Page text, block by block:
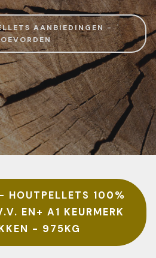
AANBIEDINGEN -
HOUTPELLETS 100%
EN+ A1 KEURMERK
- 975KG